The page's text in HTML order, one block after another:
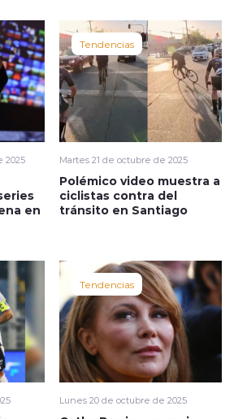
2025
en
Tendencias
Martes 21 de octubre de 2025
Polémico video muestra a
ciclistas contra del
tránsito en Santiago
Tendencias
Lunes 20 de octubre de 2025